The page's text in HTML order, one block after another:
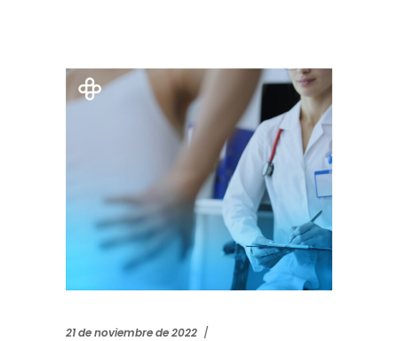
21 de noviembre de 2022